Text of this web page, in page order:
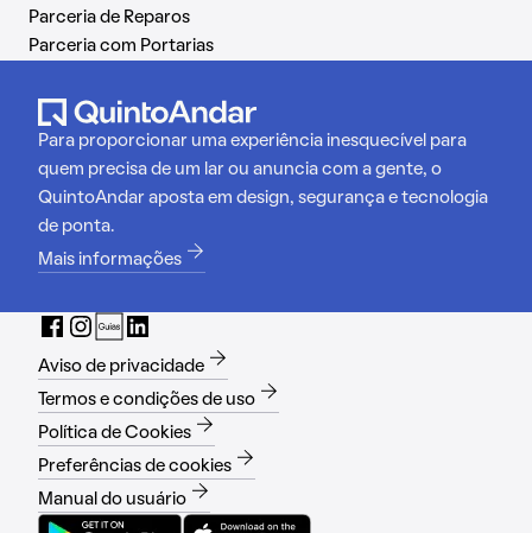
Parceria de Reparos
Parceria com Portarias
Para proporcionar uma experiência inesquecível para
quem precisa de um lar ou anuncia com a gente, o
QuintoAndar aposta em design, segurança e tecnologia
de ponta.
Mais informações
Aviso de privacidade
Termos e condições de uso
Política de Cookies
Preferências de cookies
Manual do usuário